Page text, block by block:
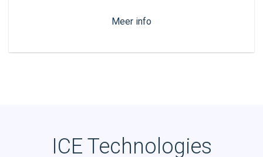
Meer info
ICE Technologies